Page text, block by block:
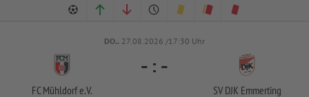
DO.. 27.08.2026 /17:30 Uhr
FC Mühldorf e.V.
- : -
SV DJK Emmerting